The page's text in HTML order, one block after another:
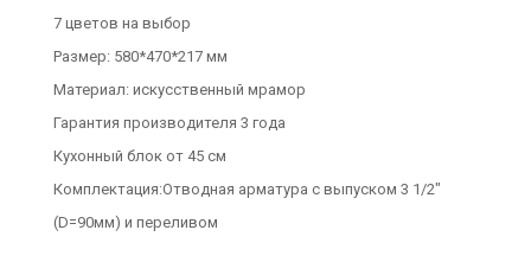
7 цветов на выбор
Размер: 580*470*217 мм
Материал: искусственный мрамор
Гарантия производителя 3 года
Кухонный блок от 45 см
Комплектация:Отводная арматура с выпуском 3 1/2"
(D=90мм) и переливом